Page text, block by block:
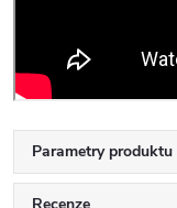
Parametry produktu
Recenze